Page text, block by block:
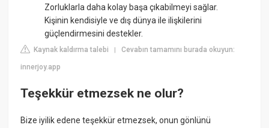
Zorluklarla daha kolay başa çıkabilmeyi sağlar.
Kişinin kendisiyle ve dış dünya ile ilişkilerini
güçlendirmesini destekler.
Kaynak kaldırma talebi |Cevabın tamamını burada okuyun:
innerjoy.app
Teşekkür etmezsek ne olur?
Bize iyilik edene teşekkür etmezsek, onun gönlünü